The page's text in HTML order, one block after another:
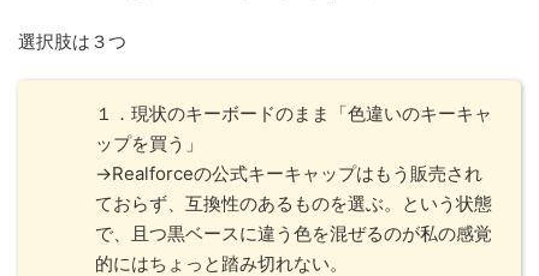
選択肢は３つ
１．現状のキーボードのまま「色違いのキーキャ
ップを買う」
→Realforceの公式キーキャップはもう販売され
ておらず、互換性のあるものを選ぶ。という状態
で、且つ黒ベースに違う色を混ぜるのが私の感覚
的にはちょっと踏み切れない。